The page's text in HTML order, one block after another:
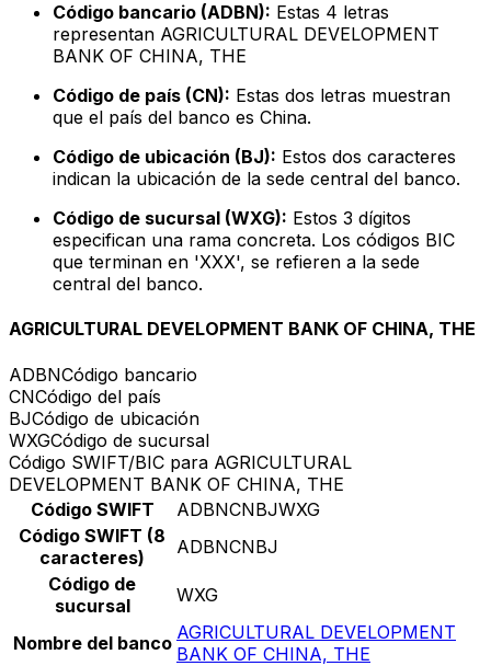
Código bancario (ADBN): Estas 4 letras
representan AGRICULTURAL DEVELOPMENT
BANK OF CHINA, THE
Código de país (CN): Estas dos letras muestran
que el país del banco es China.
Código de ubicación (BJ): Estos dos caracteres
indican la ubicación de la sede central del banco.
Código de sucursal (WXG): Estos 3 dígitos
especifican una rama concreta. Los códigos BIC
que terminan en 'XXX', se refieren a la sede
central del banco.
AGRICULTURAL DEVELOPMENT BANK OF CHINA, THE
ADBNCódigo bancario
CNCódigo del país
BJCódigo de ubicación
WXGCódigo de sucursal
Código SWIFT/BIC para AGRICULTURAL
DEVELOPMENT BANK OF CHINA, THE
Código SWIFT
ADBNCNBJWXG
Código SWIFT (8
caracteres)
ADBNCNBJ
Código de
sucursal
WXG
Nombre del banco AGRICULTURAL DEVELOPMENT
BANK OF CHINA, THE